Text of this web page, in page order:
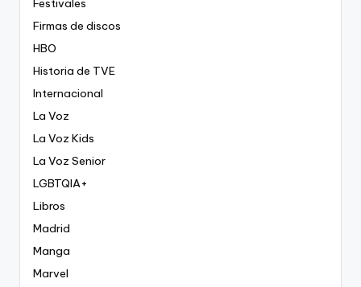
Festivales
Firmas de discos
HBO
Historia de TVE
Internacional
La Voz
La Voz Kids
La Voz Senior
LGBTQIA+
Libros
Madrid
Manga
Marvel